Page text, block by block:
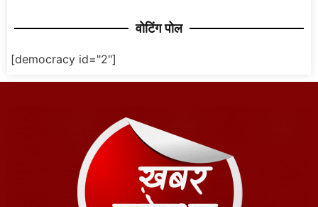
वोटिंग पोल
[democracy id="2"]